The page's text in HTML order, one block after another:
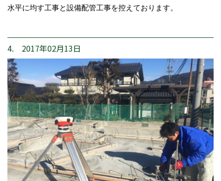
水平に均す工事と設備配管工事を控えております。
4. 2017年02月13日